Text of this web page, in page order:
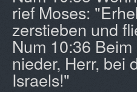
rief Moses:
zerstieben und
Num 10:36
nieder, Herr, bei
Israels!"